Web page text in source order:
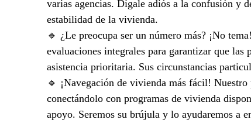
varias agencias. Dígale adiós a la confusión y
estabilidad de la vivienda.
🔹 ¿Le preocupa ser un número más? ¡No
evaluaciones integrales para garantizar que las
asistencia prioritaria. Sus circunstancias
🔹 ¡Navegación de vivienda más fácil!
conectándolo con programas de vivienda
apoyo. Seremos su brújula y lo ayudaremos a